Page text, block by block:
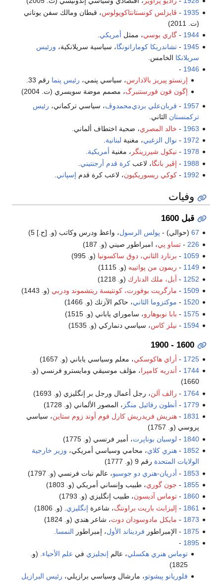
1935
- ڤايزلس كونستانتاكوپولوس، قبطان ومالك سفن يوناني
(ت. 2011)
1944
-گاري بوسي، ممثل أمريكي
1945
-تشاندريكا كوماراتونگا، سياسية سريلانكية، ورئيس
سريلانكا الخامس.
1946
-
إرنستو پيريز بالادارس، سياسي پنمي، رئيس پنما رقم 33.
إگون فون فورستنبرگ، مصمم موضة سويسري (ت. 2004)
1957
- قربان‌علي بردي‌محمدوڤ، سياسي تركماني، رئيس
تركمنستان الثاني.
1963
- خالد المصري، ضحية اختطاف ألماني.
1972
- نوال الزغبي، مغنية لبنانية
1978
- نيكول شيرزينگر ، مغنية أمريكية.
1988
- إڤير بانگا، لاعبكرة قدم أرجنتيني
1992
-كوكي ريسوريكيون، لاعب كرة قدم إسپاني.
وفيات
قبل 1600
67 (حوالي) - پولس الرسول، واعظ ودرس وكاتب (و. [ح.] 5)
226
-تساو پي، امبراطور صيني (و. 187)
1059
- برنارد الثاني، دوق ساكسونيا (و. 995)
1149
- ريمون من پواتييه (و. 1115)
1252
- أبل، ملك الدنارك (و. 1218)
1509
- مارگريت بوفورت، كونتيسة ريتشموند ودربي (و. 1443)
1520
- موكتزوما الثاني، حاكم الآزتك (و. 1466)
1575
- بابا نوبوهارو، ساموراي ياباني (و. 1515)
1594
- نيلز كاس، سياسي دنماركي (و. 1535)
1600 - 1900
1725
- أراي هاكوسكي، معلم وسياسي ياباني (و. 1657)
1744
- أندريه كامپرا، مؤلف موسيقي ومايسترو فرنسي (و.
1660)
1764
- رالف آلن، رجل أعمال ورجل بر إنگليزي (و. 1693)
1779
- أنطون رفائيل منگز ، المصور الألماني (و. 1728)
1831
-هنريش فريدريش كارل فوم أوند زوم ستاين، سياسي
پروسي (و. 1757)
1840
- لوسيان بوناپرت، أمير فرنسي (و. 1775)
1852
-هنري كلاي، محامي وسياسي أمريكي، وزير خارجية
الولايات المتحدة رقم 9 (و. 1777)
1853
- أدريان-هنري دو جوسيو، عالم نبات فرنسي (و. 1797)
1855
- جون گوري، طبيب وإنساني أمريكي (و. 1803)
1860
-توماس آديسون، طبيب إنگليزي (و. 1793)
1861
- إليزابث باريت براوننگ، شاعرة إنگليزي . (و. 1806)
1873
- مايكل مادوسودان دوت، شاعر هندي (و. 1824)
1875 - الإمبراطور فرديناند الأول، إمبراطور النمسا
1895
-
توماس هنري هكسلي، عالم إنجليزي في علم الأحياء . (و.
1825)
فلوريانو پيشوتو، مارشال وسياسي برازيلي، رئيس البرازيل